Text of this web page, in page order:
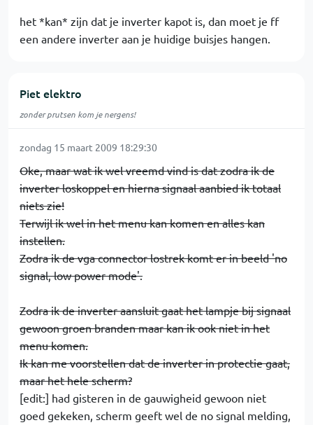
het *kan* zijn dat je inverter kapot is, dan moet je ff
een andere inverter aan je huidige buisjes hangen.
Piet elektro
zonder prutsen kom je nergens!
zondag 15 maart 2009 18:29:30
Oke, maar wat ik wel vreemd vind is dat zodra ik de
inverter loskoppel en hierna signaal aanbied ik totaal
niets zie!
Terwijl ik wel in het menu kan komen en alles kan
instellen.
Zodra ik de vga connector lostrek komt er in beeld 'no
signal, low power mode'.
Zodra ik de inverter aansluit gaat het lampje bij signaal
gewoon groen branden maar kan ik ook niet in het
menu komen.
Ik kan me voorstellen dat de inverter in protectie gaat,
maar het hele scherm?
[edit:] had gisteren in de gauwigheid gewoon niet
goed gekeken, scherm geeft wel de no signal melding,